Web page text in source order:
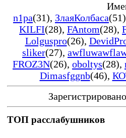
n1pa(31), ЗлаяКолбаса(51)
KILFI(28), FAntom(28),
Lolguspro(26),
sliker(27),
FROZ3N(26), oboltys(28),
Dimasfggnb(46),
ТОП расслабушников